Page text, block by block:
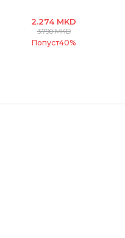
2.274 MKD
3.790MKD
Попуст40%